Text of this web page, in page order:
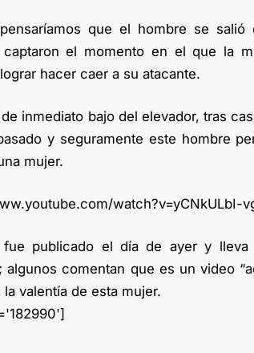
que el hombre se
captaron el momento en el que la
hacer caer a su atacante.
inmediato bajo del elevador, tras
y seguramente este hombre
mujer.
watch?v=yCNkULbI-
fue publicado el día de ayer y
algunos comentan que es un video
la valentía de esta mujer.